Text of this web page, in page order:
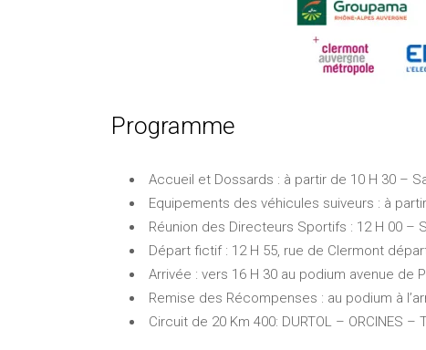
Programme
Accueil et Dossards : à partir de 10 H 30 –
Equipements des véhicules suiveurs : à
Réunion des Directeurs Sportifs : 12 H 00 –
Départ fictif : 12 H 55, rue de Clermont
Arrivée : vers 16 H 30 au podium avenue de
Remise des Récompenses : au podium à
Circuit de 20 Km 400: DURTOL – ORCINES –